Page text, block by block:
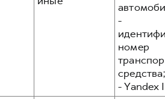
-
номер
средства;
- Yandex